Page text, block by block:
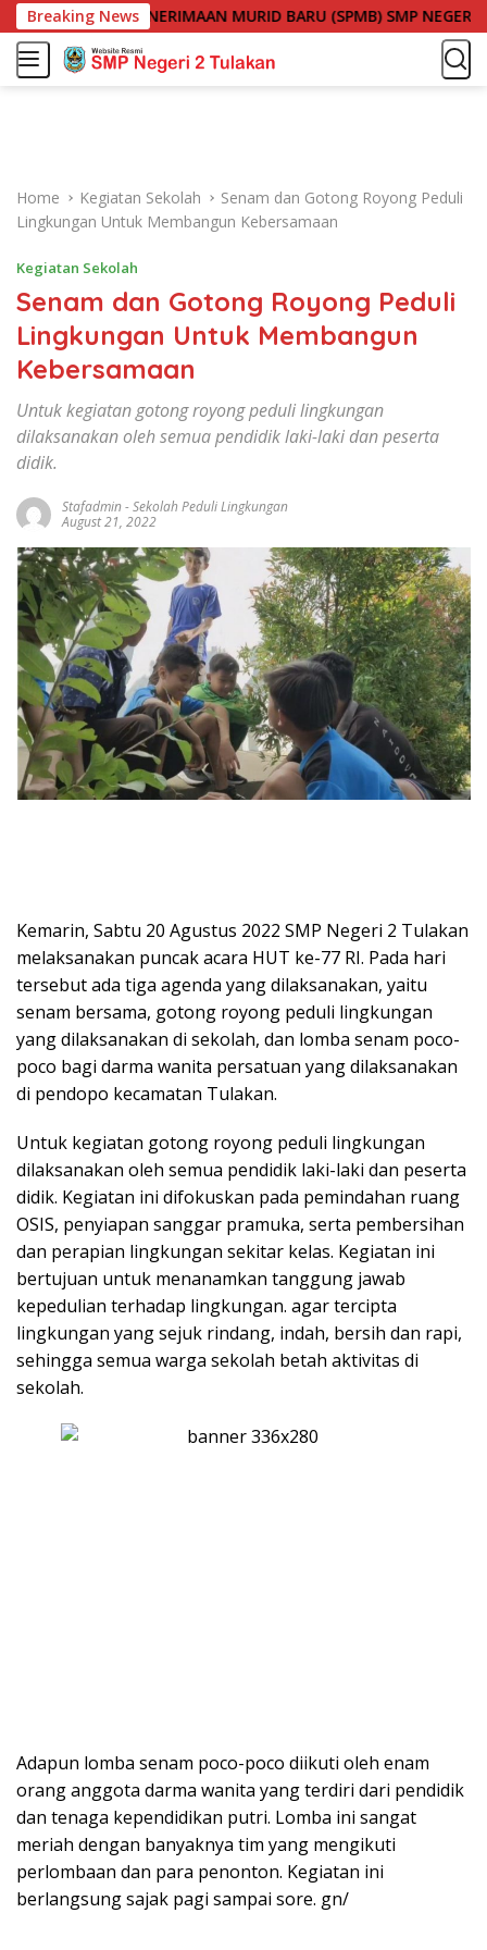
k
Breaking News
SISTEM PENERIMAAN MURID BARU (SPMB) SMP NEGERI 2
Home Kegiatan Sekolah
Senam dan Gotong Royong Peduli
Lingkungan Untuk Membangun Kebersamaan
Kegiatan Sekolah
Senam dan Gotong Royong Peduli
Lingkungan Untuk Membangun
Kebersamaan
Untuk kegiatan gotong royong peduli lingkungan
dilaksanakan oleh semua pendidik laki-laki dan peserta
didik.
Stafadmin-Sekolah Peduli Lingkungan
August 21, 2022
Kemarin, Sabtu 20 Agustus 2022 SMP Negeri 2 Tulakan
melaksanakan puncak acara HUT ke-77 RI. Pada hari
tersebut ada tiga agenda yang dilaksanakan, yaitu
senam bersama, gotong royong peduli lingkungan
yang dilaksanakan di sekolah, dan lomba senam poco-
poco bagi darma wanita persatuan yang dilaksanakan
di pendopo kecamatan Tulakan.
Untuk kegiatan gotong royong peduli lingkungan
dilaksanakan oleh semua pendidik laki-laki dan peserta
didik. Kegiatan ini difokuskan pada pemindahan ruang
OSIS, penyiapan sanggar pramuka, serta pembersihan
dan perapian lingkungan sekitar kelas. Kegiatan ini
bertujuan untuk menanamkan tanggung jawab
kepedulian terhadap lingkungan. agar tercipta
lingkungan yang sejuk rindang, indah, bersih dan rapi,
sehingga semua warga sekolah betah aktivitas di
sekolah.
Adapun lomba senam poco-poco diikuti oleh enam
orang anggota darma wanita yang terdiri dari pendidik
dan tenaga kependidikan putri. Lomba ini sangat
meriah dengan banyaknya tim yang mengikuti
perlombaan dan para penonton. Kegiatan ini
berlangsung sajak pagi sampai sore. gn/